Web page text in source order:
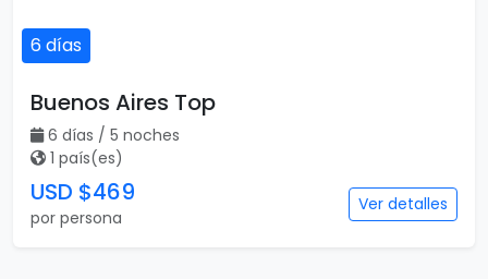
6 días
Buenos Aires Top
6 días / 5 noches
1 país(es)
USD $469
por persona
Ver detalles